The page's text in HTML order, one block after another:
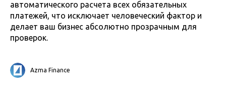
автоматического расчета всех обязательных
платежей, что исключает человеческий фактор и
делает ваш бизнес абсолютно прозрачным для
проверок.
Azma Finance